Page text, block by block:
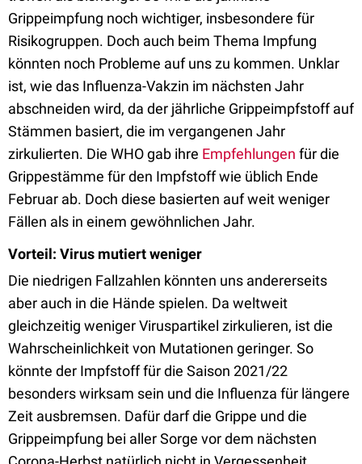
Grippeimpfung noch wichtiger, insbesondere für
Risikogruppen. Doch auch beim Thema Impfung
könnten noch Probleme auf uns zu kommen. Unklar
ist, wie das Influenza-Vakzin im nächsten Jahr
abschneiden wird, da der jährliche Grippeimpfstoff auf
Stämmen basiert, die im vergangenen Jahr
zirkulierten. Die WHO gab ihre Empfehlungen für die
Grippestämme für den Impfstoff wie üblich Ende
Februar ab. Doch diese basierten auf weit weniger
Fällen als in einem gewöhnlichen Jahr.
Vorteil: Virus mutiert weniger
Die niedrigen Fallzahlen könnten uns andererseits
aber auch in die Hände spielen. Da weltweit
gleichzeitig weniger Viruspartikel zirkulieren, ist die
Wahrscheinlichkeit von Mutationen geringer. So
könnte der Impfstoff für die Saison 2021/22
besonders wirksam sein und die Influenza für längere
Zeit ausbremsen. Dafür darf die Grippe und die
Grippeimpfung bei aller Sorge vor dem nächsten